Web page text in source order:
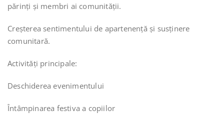
părinți și membri ai comunității.
️Creșterea sentimentului de apartenență și susținere
comunitară.
Activități principale:
Deschiderea evenimentului
Întâmpinarea festiva a copiilor